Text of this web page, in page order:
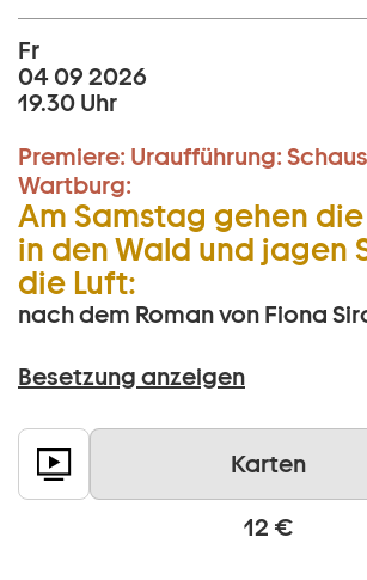
Fr
04 09 2026
19.30 Uhr
Premiere: Uraufführung:
Wartburg:
Am Samstag gehen
in den Wald und jagen
die Luft:
nach dem Roman von Fiona
Besetzung anzeigen
Karten
12 €